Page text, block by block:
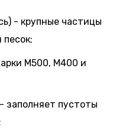
- крупные частицы
М500, М400 и
заполняет пустоты